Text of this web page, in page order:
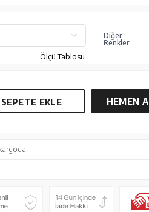
Ölçü Tablosu
Diğer
Renkler
SEPETE EKLE HEMEN